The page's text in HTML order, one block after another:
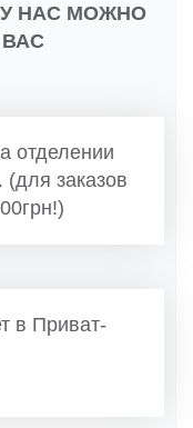
НАС МОЖНО
отделении
заказов
в Приват-